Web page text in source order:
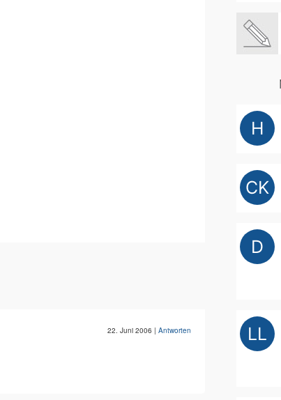
22. Juni 2006 | Antworten